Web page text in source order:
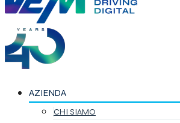
AZIENDA
CHI SIAMO